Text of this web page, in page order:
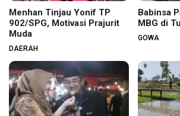
Menhan Tinjau Yonif TP
902/SPG, Motivasi Prajurit
Muda
DAERAH
Babinsa
MBG di
GOWA